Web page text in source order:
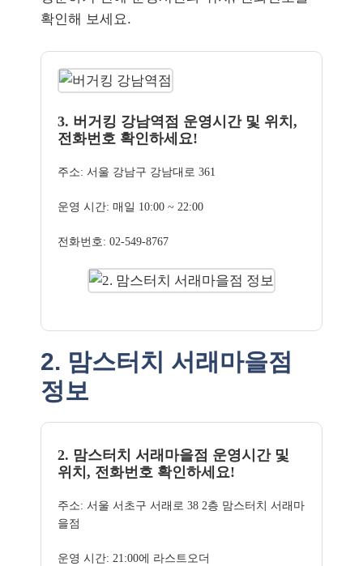
확인해 보세요.
3. 버거킹 강남역점 운영시간 및 위치,
전화번호 확인하세요!
주소: 서울 강남구 강남대로 361
운영 시간: 매일 10:00 ~ 22:00
전화번호: 02-549-8767
2. 맘스터치 서래마을점
정보
2. 맘스터치 서래마을점 운영시간 및
위치, 전화번호 확인하세요!
주소: 서울 서초구 서래로 38 2층 맘스터치 서래마
을점
운영 시간: 21:00에 라스트오더